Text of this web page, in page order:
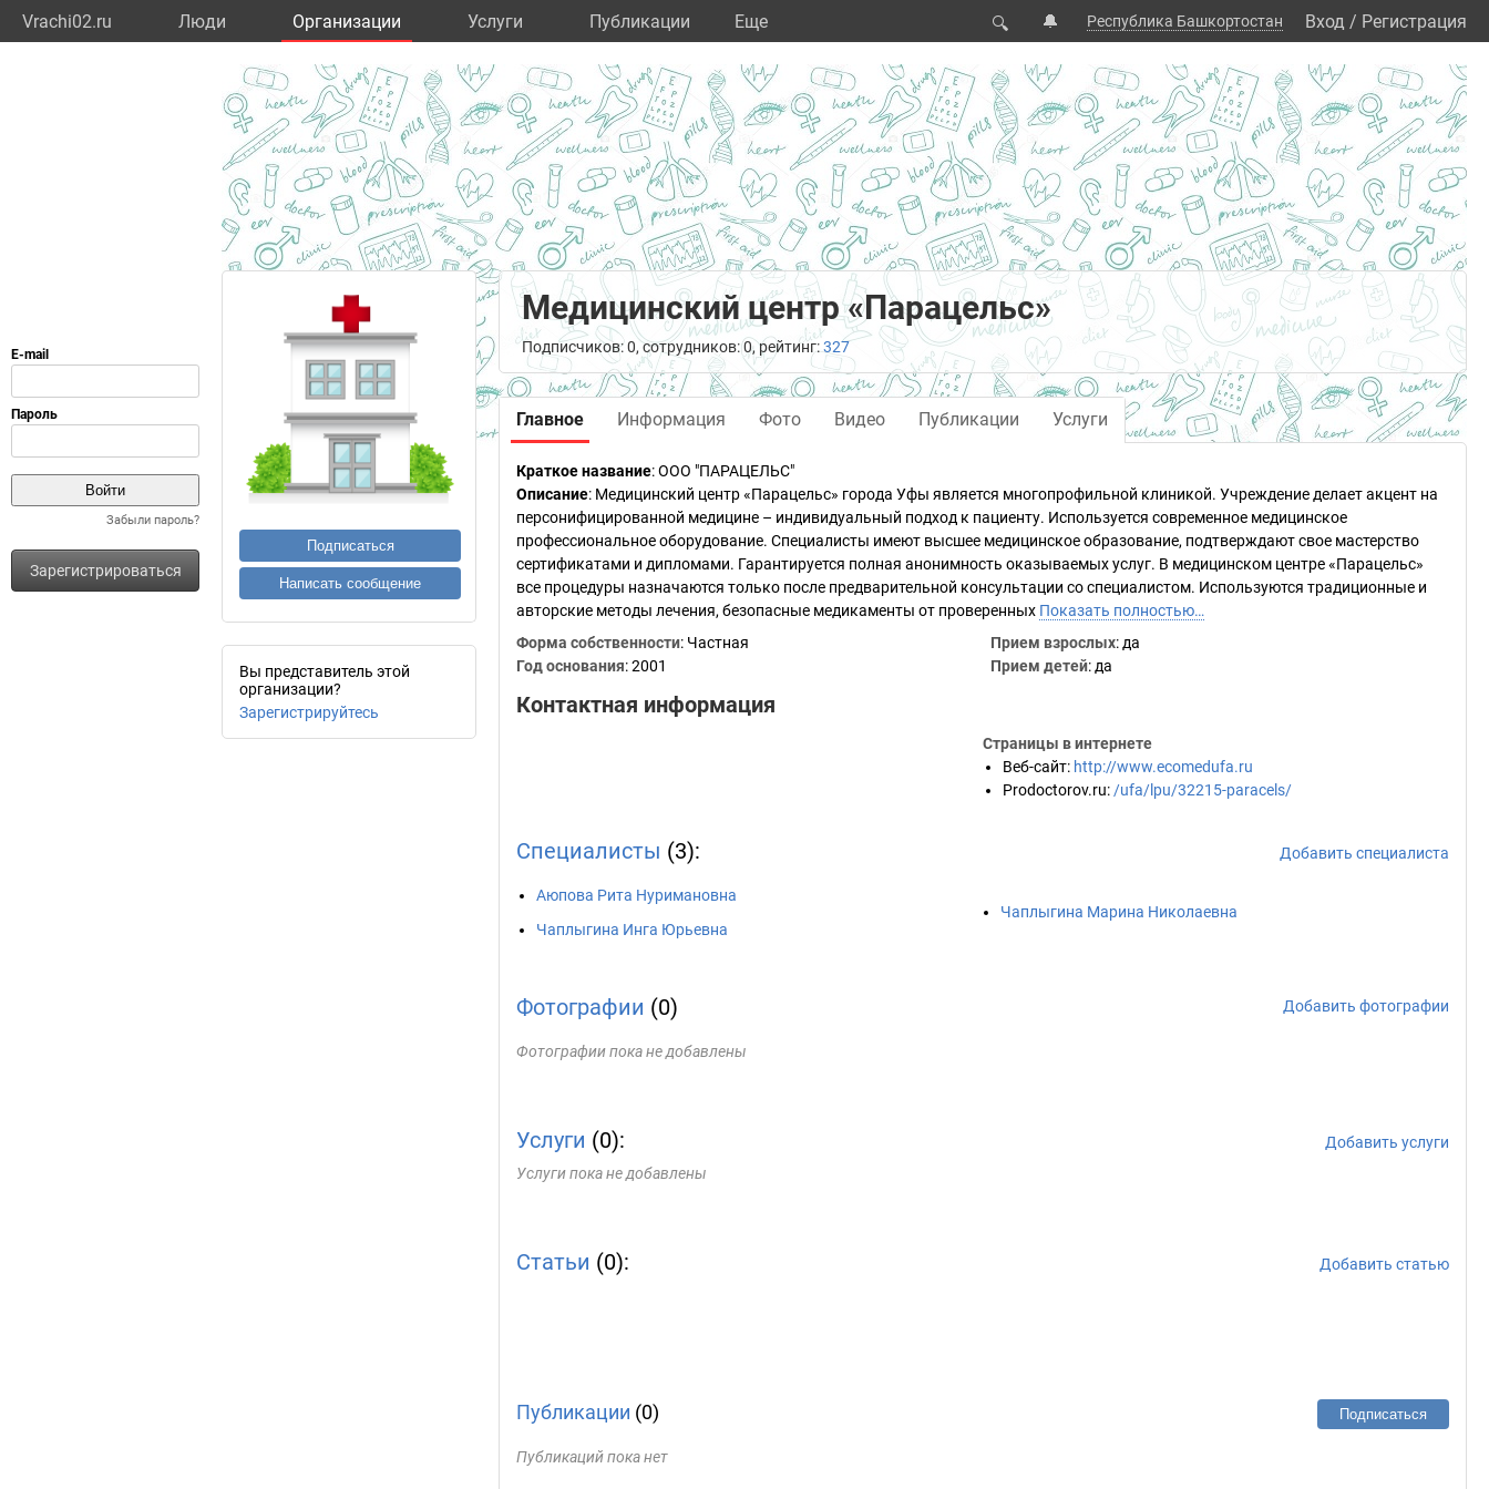
Vrachi02.ru Люди Организации Услуги Публикации Eще 🔍 🔔 Республика Башкортостан Вход / Регистрация
Забыли пароль?
Зарегистрироваться
Подписаться
Написать сообщение
Вы представитель этой
организации?
Зарегистрируйтесь
Медицинский центр «Парацельс»
Подписчиков: 0, сотрудников: 0, рейтинг:327
Главное Информация Фото Видео Публикации Услуги
Краткое название:ООО "ПАРАЦЕЛЬС"
Описание: Медицинский центр «Парацельс» города Уфы является многопрофильной клиникой. Учреждение делает акцент на
персонифицированной медицине – индивидуальный подход к пациенту. Используется современное медицинское
профессиональное оборудование. Специалисты имеют высшее медицинское образование, подтверждают свое мастерство
сертификатами и дипломами. Гарантируется полная анонимность оказываемых услуг. В медицинском центре «Парацельс»
все процедуры назначаются только после предварительной консультации со специалистом. Используются традиционные и
авторские методы лечения, безопасные медикаменты от проверенных Показать полностью…
Форма собственности: Частная
Год основания:2001
Прием взрослых: да
Прием детей: да
Контактная информация
Страницы в интернете
Веб-сайт: http://www.ecomedufa.ru
Prodoctorov.ru: /ufa/lpu/32215-paracels/
Специалисты (3): Добавить специалиста
Аюпова Рита Нуримановна
Чаплыгина Инга Юрьевна
Чаплыгина Марина Николаевна
Фотографии (0) Добавить фотографии
Фотографии пока не добавлены
Услуги (0):
Добавить услуги
Услуги пока не добавлены
Статьи (0): Добавить статью
Публикации (0) Подписаться
Публикаций пока нет